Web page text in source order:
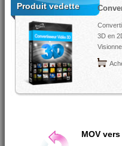
Produit vedette
3D en
MOV